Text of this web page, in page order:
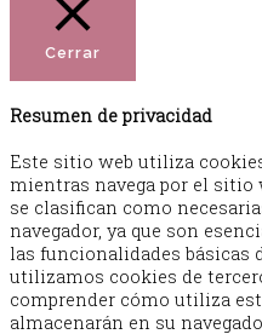
Cerrar
Resumen de privacidad
Este sitio web utiliza
mientras navega por el sitio
se clasifican como
navegador, ya que son
las funcionalidades básicas
utilizamos cookies de
comprender cómo utiliza
almacenarán en su